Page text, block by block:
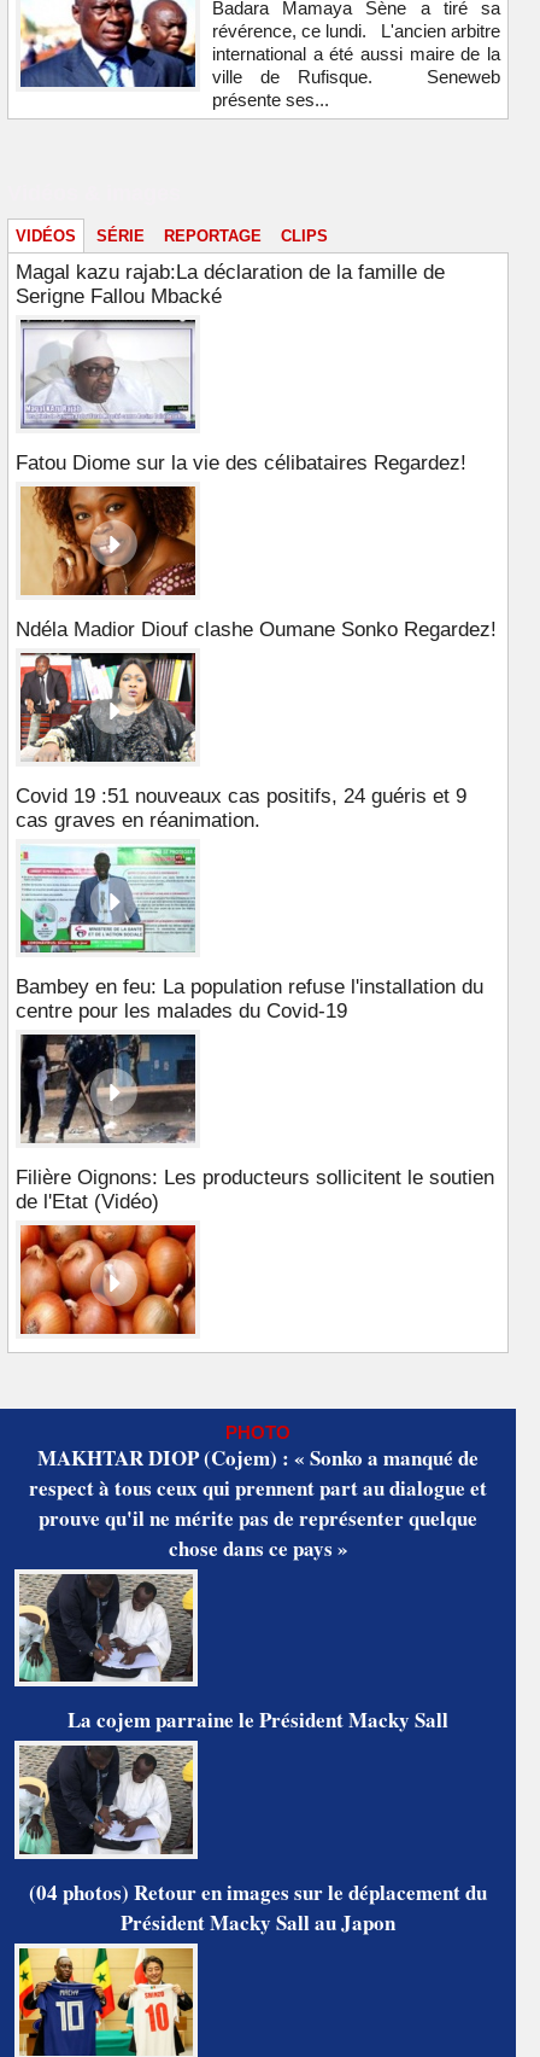
Badara Mamaya Sène a tiré sa
révérence, ce lundi. L'ancien arbitre
international a été aussi maire de la
ville de Rufisque. Seneweb
présente ses...
VIDÉOS SÉRIE REPORTAGE CLIPS
Magal kazu rajab:La déclaration de la famille de
Serigne Fallou Mbacké
Fatou Diome sur la vie des célibataires Regardez!
Ndéla Madior Diouf clashe Oumane Sonko Regardez!
Covid 19 :51 nouveaux cas positifs, 24 guéris et 9
cas graves en réanimation.
Bambey en feu: La population refuse l'installation du
centre pour les malades du Covid-19
Filière Oignons: Les producteurs sollicitent le soutien
de l'Etat (Vidéo)
PHOTO
MAKHTAR DIOP (Cojem) : « Sonko a manqué de
respect à tous ceux qui prennent part au dialogue et
prouve qu'il ne mérite pas de représenter quelque
chose dans ce pays »
La cojem parraine le Président Macky Sall
(04 photos) Retour en images sur le déplacement du
Président Macky Sall au Japon